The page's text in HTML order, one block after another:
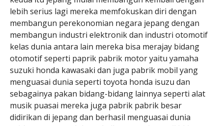
lebih serius lagi mereka memfokuskan diri dengan
membangun perekonomian negara jepang dengan
membangun industri elektronik dan industri otomotif
kelas dunia antara lain mereka bisa merajay bidang
otomotif seperti paprik pabrik motor yaitu yamaha
suzuki honda kawasaki dan juga pabrik mobil yang
menguasai dunia seperti toyota honda isuzu dan
sebagainya pakan bidang-bidang lainnya seperti alat
musik puasai mereka juga pabrik pabrik besar
didirikan di jepang dan berhasil menguasai dunia